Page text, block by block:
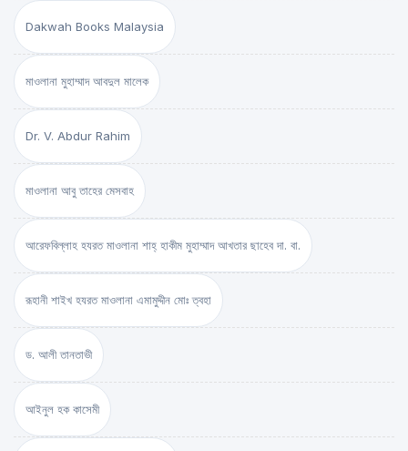
Dakwah Books Malaysia
মাওলানা মুহাম্মাদ আবদুল মালেক
Dr. V. Abdur Rahim
মাওলানা আবু তাহের মেসবাহ
আরেফবিল্লাহ হযরত মাওলানা শাহ্ হাকীম মুহাম্মাদ আখতার ছাহেব দা. বা.
রূহানী শাইখ হযরত মাওলানা এমামুদ্দীন মোঃ ত্বহা
ড. আলী তানতাভী
আইনুল হক কাসেমী